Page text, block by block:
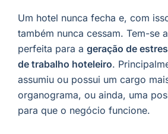
Um hotel nunca fecha e, com
também nunca cessam. Tem-se
perfeita para a geração de
de trabalho hoteleiro.
assumiu ou possui um cargo
organograma, ou ainda, uma
para que o negócio funcione.